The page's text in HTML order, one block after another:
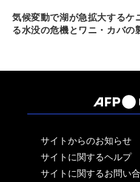
気候変動で湖が急拡大するケ
る水没の危機とワニ・カバの
サイトからのお知らせ
サイトに関するヘルプ
サイトに関するお問い